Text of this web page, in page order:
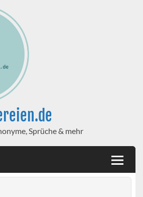
Sprüche & mehr